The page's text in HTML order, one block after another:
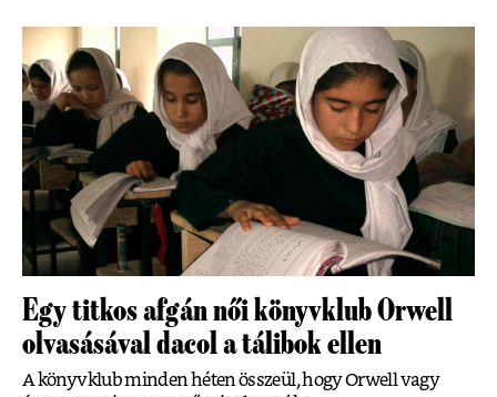
Egy titkos afgán női könyvklub Orwell
olvasásával dacol a tálibok ellen
A könyvklub minden héten összeül, hogy Orwell vagy